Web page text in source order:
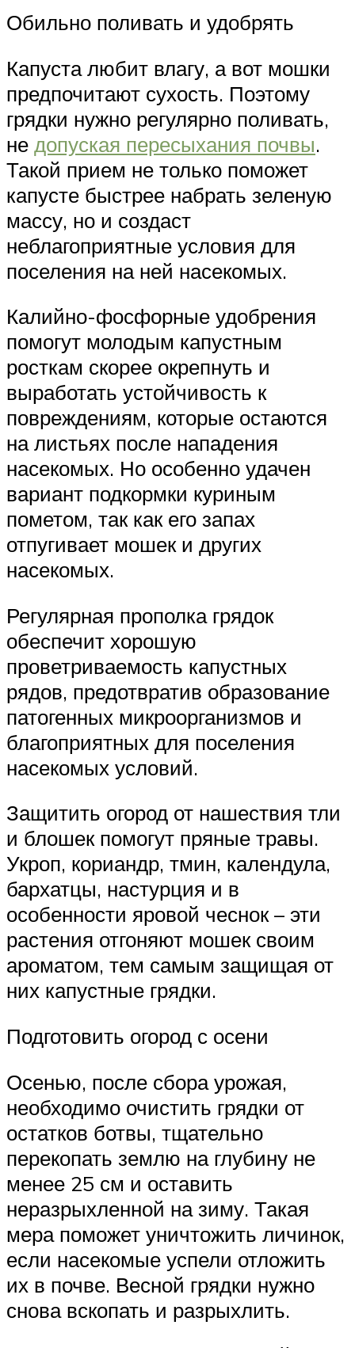
Обильно поливать и удобрять
Капуста любит влагу, а вот мошки
предпочитают сухость. Поэтому
грядки нужно регулярно поливать,
не допуская пересыхания почвы.
Такой прием не только поможет
капусте быстрее набрать зеленую
массу, но и создаст
неблагоприятные условия для
поселения на ней насекомых.
Калийно-фосфорные удобрения
помогут молодым капустным
росткам скорее окрепнуть и
выработать устойчивость к
повреждениям, которые остаются
на листьях после нападения
насекомых. Но особенно удачен
вариант подкормки куриным
пометом, так как его запах
отпугивает мошек и других
насекомых.
Регулярная прополка грядок
обеспечит хорошую
проветриваемость капустных
рядов, предотвратив образование
патогенных микроорганизмов и
благоприятных для поселения
насекомых условий.
Защитить огород от нашествия тли
и блошек помогут пряные травы.
Укроп, кориандр, тмин, календула,
бархатцы, настурция и в
особенности яровой чеснок – эти
растения отгоняют мошек своим
ароматом, тем самым защищая от
них капустные грядки.
Подготовить огород с осени
Осенью, после сбора урожая,
необходимо очистить грядки от
остатков ботвы, тщательно
перекопать землю на глубину не
менее 25 см и оставить
неразрыхленной на зиму. Такая
мера поможет уничтожить личинок,
если насекомые успели отложить
их в почве. Весной грядки нужно
снова вскопать и разрыхлить.